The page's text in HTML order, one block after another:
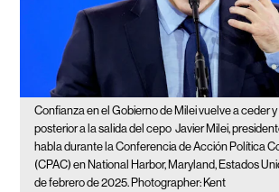
Confianza en el Gobierno de Milei vuelve a ceder
posterior a la salida del cepo Javier Milei,
habla durante la Conferencia de Acción Política
(CPAC) en National Harbor, Maryland, Estados
de febrero de 2025. Photographer: Kent